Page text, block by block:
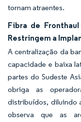
tornam atraentes.
Fibra de
Restringem a
A centralização da
capacidade e baixa
partes do Sudeste
obriga as
distribuídos, diluindo
observa que as